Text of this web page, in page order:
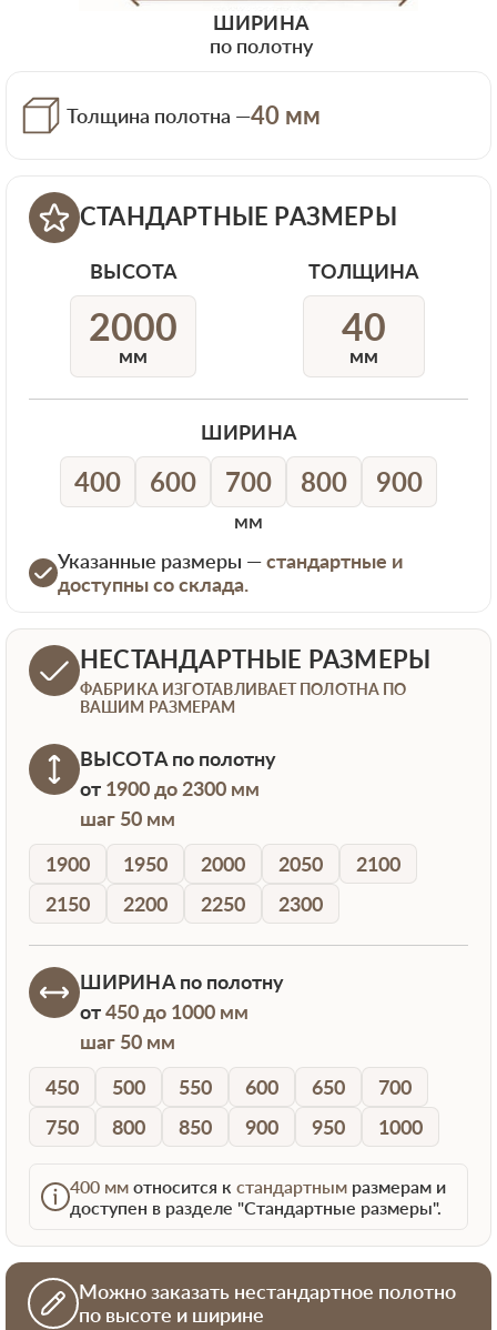
ШИРИНА
по полотну
Толщина полотна —40 мм
СТАНДАРТНЫЕ РАЗМЕРЫ
ВЫСОТА
2000
мм
ШИРИНА
400 600 700 800 900
мм
ТОЛЩИНА
40
мм
Указанные размеры —стандартные и
доступны со склада.
НЕСТАНДАРТНЫЕ РАЗМЕРЫ
ФАБРИКА ИЗГОТАВЛИВАЕТ ПОЛОТНА ПО
ВАШИМ РАЗМЕРАМ
ВЫСОТАпо полотну
от 1900 до 2300 мм
шаг 50 мм
1900
1950 2000 2050
2100
2150
2200 2250 2300
ШИРИНАпо полотну
от450 до 1000 мм
шаг 50 мм
450
500 550 600 650
700
750
800 850 900 950 1000
400 мм относится к стандартным размерам и
доступен в разделе "Стандартные размеры".
Можно заказать нестандартное полотно
по высоте и ширине